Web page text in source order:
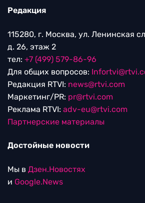
Редакция
115280, г. Москва, ул. Ленинская
д. 26, этаж 2
тел: +7 (499) 579-86-96
Для общих вопросов:
Редакция RTVI: news@rtvi.com
Маркетинг/PR: pr@rtvi.com
Реклама RTVI: adv-eu@rtvi.com
Партнерские материалы
Достойные новости
Мы в Дзен.Новостях
и Google.News